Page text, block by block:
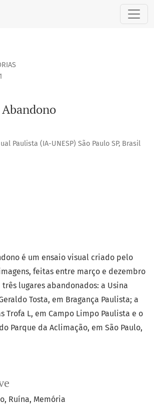
Paulista (IA-UNESP) São Paulo SP, Brasil
Ruína Memória
é um ensaio visual criado pelo
feitas entre março e dezembro
três lugares abandonados: a Usina
Tosta, em Bragança Paulista; a
Trofa L, em Campo Limpo Paulista e o
Parque da Aclimação, em São Paulo,